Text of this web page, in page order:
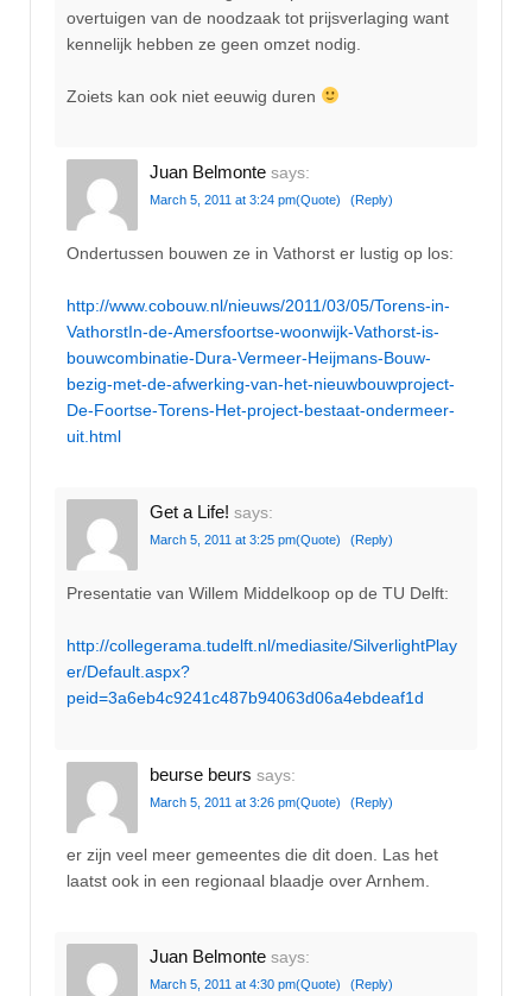
overtuigen van de noodzaak tot prijsverlaging want
kennelijk hebben ze geen omzet nodig.
Zoiets kan ook niet eeuwig duren
Juan Belmonte says:
March 5, 2011 at 3:24 pm(Quote) (Reply)
Ondertussen bouwen ze in Vathorst er lustig op los:
http://www.cobouw.nl/nieuws/2011/03/05/Torens-in-
VathorstIn-de-Amersfoortse-woonwijk-Vathorst-is-
bouwcombinatie-Dura-Vermeer-Heijmans-Bouw-
bezig-met-de-afwerking-van-het-nieuwbouwproject-
De-Foortse-Torens-Het-project-bestaat-ondermeer-
uit.html
Get a Life! says:
March 5, 2011 at 3:25 pm(Quote) (Reply)
Presentatie van Willem Middelkoop op de TU Delft:
http://collegerama.tudelft.nl/mediasite/SilverlightPlay
er/Default.aspx?
peid=3a6eb4c9241c487b94063d06a4ebdeaf1d
beurse beurs says:
March 5, 2011 at 3:26 pm(Quote) (Reply)
er zijn veel meer gemeentes die dit doen. Las het
laatst ook in een regionaal blaadje over Arnhem.
Juan Belmonte says:
March 5, 2011 at 4:30 pm(Quote) (Reply)